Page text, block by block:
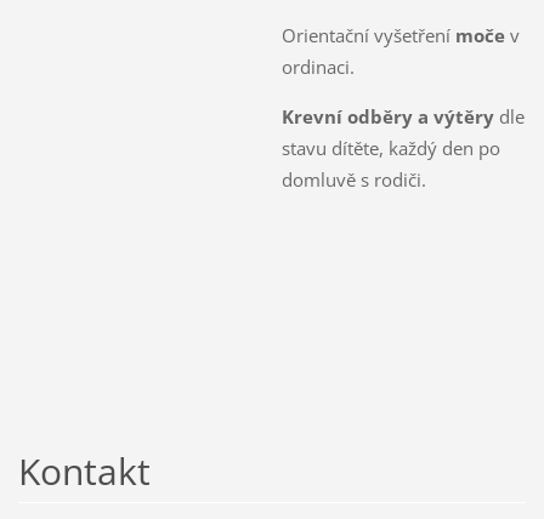
Orientační vyšetření močev
ordinaci.
Krevní odběry a výtěry dle
stavu dítěte, každý den po
domluvě s rodiči.
Kontakt